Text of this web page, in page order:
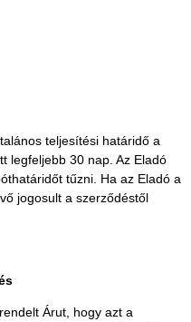
teljesítési határidő a
legfeljebb 30 nap. Az Eladó
tűzni. Ha az Eladó a
jogosult a szerződéstől
Árut, hogy azt a